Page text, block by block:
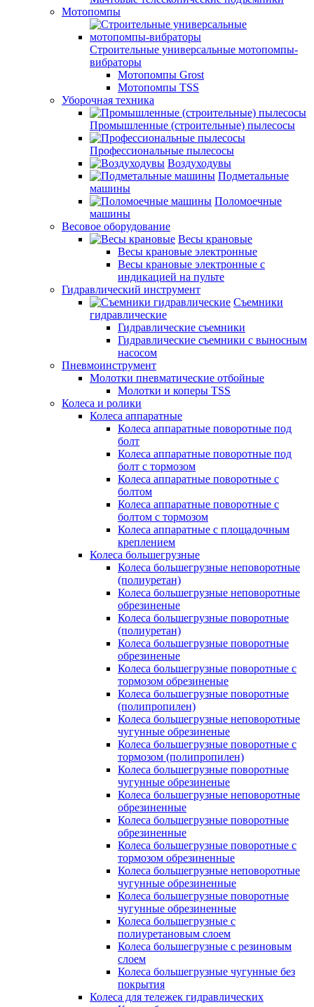
Мотопомпы
Строительные универсальные мотопомпы-
вибраторы
Мотопомпы Grost
Мотопомпы TSS
Уборочная техника
Промышленные (строительные) пылесосы
Профессиональные пылесосы
Воздуходувы
Подметальные
машины
Поломоечные
машины
Весовое оборудование
Весы крановые
Весы крановые электронные
Весы крановые электронные с
индикацией на пульте
Гидравлический инструмент
Съемники
гидравлические
Гидравлические съемники
Гидравлические cъемники с выносным
насосом
Пневмоинструмент
Молотки пневматические отбойные
Молотки и коперы TSS
Колеса и ролики
Колеса аппаратные
Колеса аппаратные поворотные под
болт
Колеса аппаратные поворотные под
болт с тормозом
Колеса аппаратные поворотные с
болтом
Колеса аппаратные поворотные с
болтом с тормозом
Колеса аппаратные с площадочным
креплением
Колеса большегрузные
Колеса большегрузные неповоротные
(полиуретан)
Колеса большегрузные неповоротные
обрезиненые
Колеса большегрузные поворотные
(полиуретан)
Колеса большегрузные поворотные
обрезиненые
Колеса большегрузные поворотные с
тормозом обрезиненые
Колеса большегрузные поворотные
(полипропилен)
Колеса большегрузные неповоротные
чугунные обрезиненые
Колеса большегрузные поворотные с
тормозом (полипропилен)
Колеса большегрузные поворотные
чугунные обрезиненые
Колеса большегрузные неповоротные
обрезиненные
Колеса большегрузные поворотные
обрезиненные
Колеса большегрузные поворотные с
тормозом обрезиненные
Колеса большегрузные неповоротные
чугунные обрезиненные
Колеса большегрузные поворотные
чугунные обрезиненные
Колеса большегрузные с
полиуретановым слоем
Колеса большегрузные с резиновым
слоем
Колеса большегрузные чугунные без
покрытия
Колеса для тележек гидравлических